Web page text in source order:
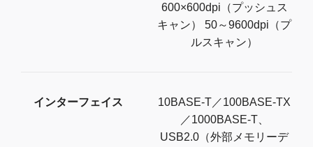
600×600dpi（プッシュス
キャン） 50～9600dpi（プ
ルスキャン）
インターフェイス
10BASE-T／100BASE-TX
／1000BASE-T、
USB2.0（外部メモリーデ